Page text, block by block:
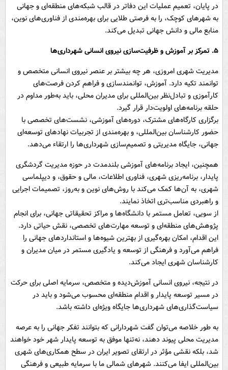
در پایان، تعمیم عملیات این دفاتر در قالب شبکه‌های منطقه‌ای و جهانی
به شهرهای کوچک، را به فرصتی طلایی برای بهره‌مندی از فناوری‌های نوین،
منابع مالی و دانش جهانی تبدیل می‌کند.
۵. تمرکز بر آموزش و ظرفیت‌سازی نیروی انسانی شهرداری‌ها
مدیریت شهری امروزی، هر چه بیشتر بر عنصر نیروی انسانی متخصص و
توانمند تکیه دارد. آموزش، توانمندسازی و فراهم کردن فرصت‌های
کارآموزی و تبادل‌نظر بین‌المللی برای مدیران محلی، باید به‌طور مداوم در
حلقه برنامه‌های اولویت‌دار قرار گیرد.
برگزاری کارگاه‌های مشترک، دوره‌های آموزشی، نشست‌های تخصصی با
حضور کارشناسان بین‌المللی، و بهره‌مندی از تجربیات نهادهای توسعه‌ای
جهانی، جایگاه مدیریتی و تصمیم‌سازی شهرداری‌ها را ارتقاء می‌دهد.
همچنین، ایجاد برنامه‌های آموزشی بلندمدت در حوزه مدیریت گردشگری
پایدار، برنامه‌ریزی شهری، فناوری اطلاعات، مالی و حقوق، و دیپلماسی
شهری، به آن‌ها کمک می‌کند با روش‌های نوین و به‌روز، تصمیمات اجرایی
و راهبردی مناسب‌تری اتخاذ نمایند.
از سویی، تعامل مستمر با دانشگاه‌ها و مراکز تحقیقاتی جهانی، برای انجام
پژوهش‌های منطقه‌ای و توسعه مهارت‌های تخصصی، نقش حیاتی دارد.
این اقدام، امکان بهره‌گیری از بهترین شیوه‌ها و استانداردهای جهانی را
فراهم می‌آورد و فرهنگی از توسعه و یادگیری مستمر در میان مدیران و
کارشناسان شهری ایجاد می‌کند.
در نتیجه، نیروی انسانی آموزش‌دیده و متخصص، سرمایه اصلی برای حرکت
در مسیر توسعه پایدار و اقدام منطقه‌ای محسوب می‌شود و باید در
سیاست‌گذاری‌های شهرداری‌ها جایگاه ویژه‌ای داشته باشد.
به طور خلاصه می‌توان گفت شهردارانی که بتوانند تفکر جهانی را به عرصه
مدیریت محلی پیوند دهند، نه‌تنها موفق به توسعه پایدار شهر خود خواهند
شد، بلکه نقشی مؤثر در ارتقای تصویر ایران در سطح همکاری‌های شهری
بین‌المللی ایفا می‌کنند. شهرهای شمالی ما با سرمایه طبیعی و فرهنگی